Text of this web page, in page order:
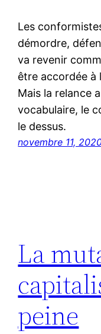
Les
démordre,
va revenir
être accordée à
Mais la relance
vocabulaire, le
le dessus.
novembre 11,
La
peine